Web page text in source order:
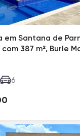
em Santana de
387 m², Burle
6